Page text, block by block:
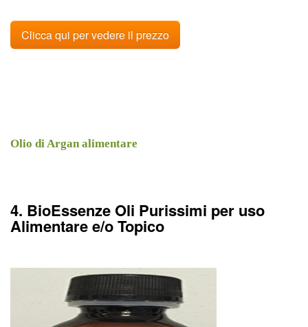
Clicca qui per vedere il prezzo
Olio di Argan alimentare
4. BioEssenze Oli Purissimi per uso
Alimentare e/o Topico